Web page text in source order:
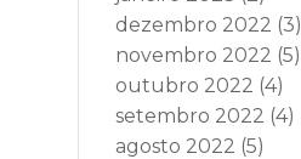
dezembro 2022 (3)
novembro 2022 (5)
outubro 2022 (4)
setembro 2022 (4)
agosto 2022 (5)